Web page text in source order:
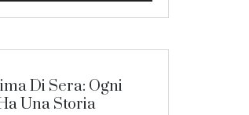
Di Sera: Ogni
Una Storia